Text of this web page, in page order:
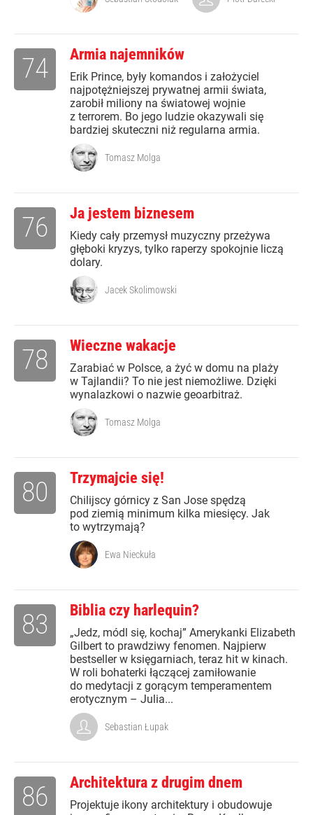
Armia najemników
Erik Prince, były komandos i założyciel
najpotężniejszej prywatnej armii świata,
zarobił miliony na światowej wojnie
z terrorem. Bo jego ludzie okazywali się
bardziej skuteczni niż regularna armia.
74
Tomasz Molga
Ja jestem biznesem
Kiedy cały przemysł muzyczny przeżywa
głęboki kryzys, tylko raperzy spokojnie liczą
dolary.
76
Jacek Skolimowski
Wieczne wakacje
Zarabiać w Polsce, a żyć w domu na plaży
w Tajlandii? To nie jest niemożliwe. Dzięki
wynalazkowi o nazwie geoarbitraż.
78
Tomasz Molga
Trzymajcie się!
Chilijscy górnicy z San Jose spędzą
pod ziemią minimum kilka miesięcy. Jak
to wytrzymają?
80
Ewa Nieckuła
Biblia czy harlequin?
„Jedz, módl się, kochaj” Amerykanki Elizabeth
Gilbert to prawdziwy fenomen. Najpierw
bestseller w księgarniach, teraz hit w kinach.
W roli bohaterki łączącej zamiłowanie
do medytacji z gorącym temperamentem
erotycznym – Julia...
83
Sebastian Łupak
Architektura z drugim dnem
Projektuje ikony architektury i obudowuje
86